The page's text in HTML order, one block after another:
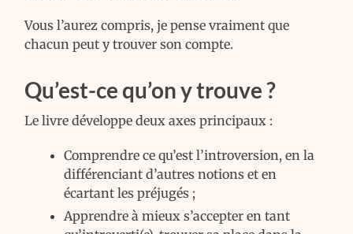
Vous l’aurez compris, je pense vraiment que
chacun peut y trouver son compte.
Qu’est-ce qu’on y trouve ?
Le livre développe deux axes principaux :
Comprendre ce qu’est l’introversion, en la
différenciant d’autres notions et en
écartant les préjugés ;
Apprendre à mieux s’accepter en tant